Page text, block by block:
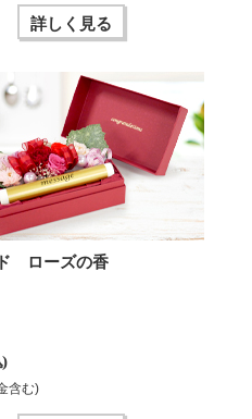
詳しく見る
ローズの香
含む)